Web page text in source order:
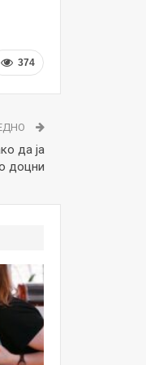
374
да ја
доцни